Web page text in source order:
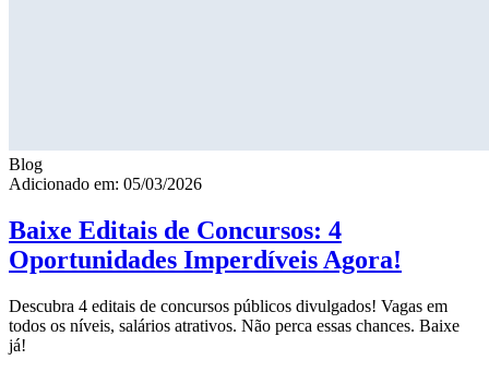
Blog
Adicionado em: 05/03/2026
Baixe Editais de Concursos: 4
Oportunidades Imperdíveis Agora!
Descubra 4 editais de concursos públicos divulgados! Vagas em
todos os níveis, salários atrativos. Não perca essas chances. Baixe
já!